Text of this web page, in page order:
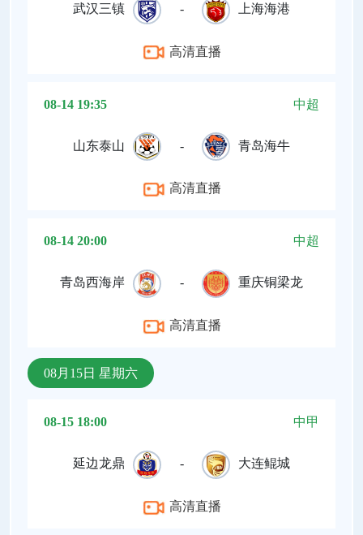
武汉三镇 - 上海海港
高清直播
08-14 19:35 中超
山东泰山 - 青岛海牛
高清直播
08-14 20:00 中超
青岛西海岸 - 重庆铜梁龙
高清直播
08月15日 星期六
08-15 18:00 中甲
延边龙鼎 - 大连鲲城
高清直播